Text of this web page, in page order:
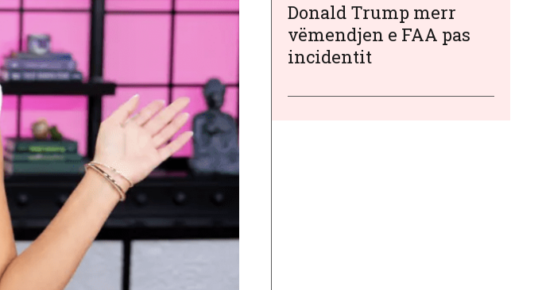
Donald Trump merr
vëmendjen e FAA pas
incidentit